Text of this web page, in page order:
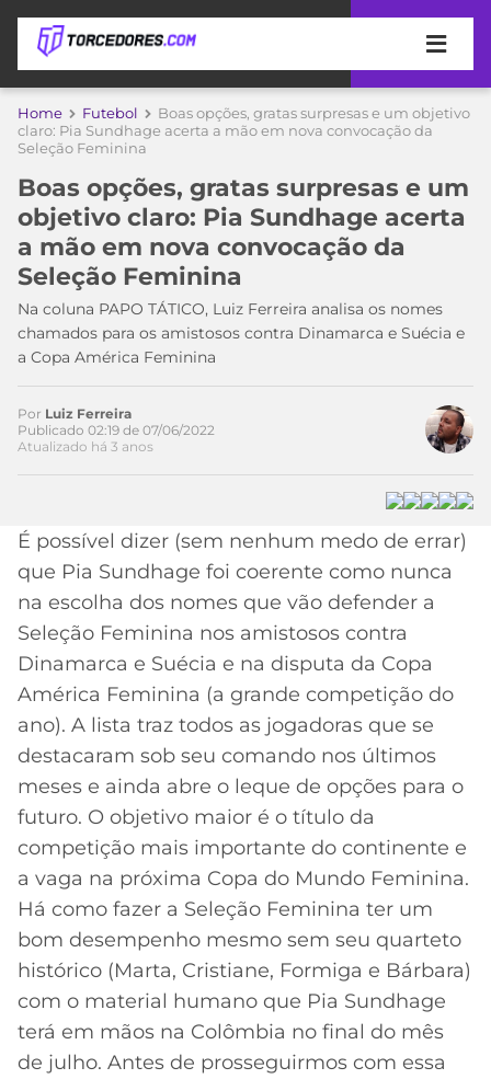
APOSTAS
DICAS
APOSTA
MELHORES
SITES
DE
APOSTAS
2026
CÓDIGO
PROMOCIONAL
DE
INDICAÇÃO
BET365
CÓDIGO
BETANO
MELHORES
APPS
DE
APOSTAS
CASSINOS
ONLINE
MELHORES
CASSINOS
ONLINE
2026
ÚLTIMAS
COPA
DO
MUNDO
TIMES
MEU
TIME
SÃO
PAULO
SANTOS
FLAMENGO
FLUMINENSE
BOTAFOGO
VASCO
INTERNACIONAL
GRÊMIO
CAMPEONATOS
BRASILEIRÃO
LIBERTADORES
COPA
DO
BRASIL
PREMIER
COPA
SUL-
AMERICANA
LIGA
DOS
CAMPEÕES
LALIGA
MÍDIA
DA
BOLA
PALPITES
Home Futebol
Boas opções, gratas surpresas e um objetivo
claro: Pia Sundhage acerta a mão em nova convocação da
Seleção Feminina
Boas opções, gratas surpresas e um
objetivo claro: Pia Sundhage acerta
a mão em nova convocação da
Seleção Feminina
Na coluna PAPO TÁTICO, Luiz Ferreira analisa os nomes
chamados para os amistosos contra Dinamarca e Suécia e
a Copa América Feminina
Acesse o perfil do autor
no Twitter
Por Luiz Ferreira
Publicado 02:19 de 07/06/2022
Atualizado há 3 anos
É possível dizer (sem nenhum medo de errar)
que Pia Sundhage foi coerente como nunca
na escolha dos nomes que vão defender a
Seleção Feminina nos amistosos contra
Dinamarca e Suécia e na disputa da Copa
América Feminina (a grande competição do
ano). A lista traz todos as jogadoras que se
destacaram sob seu comando nos últimos
meses e ainda abre o leque de opções para o
futuro. O objetivo maior é o título da
competição mais importante do continente e
a vaga na próxima Copa do Mundo Feminina.
Há como fazer a Seleção Feminina ter um
bom desempenho mesmo sem seu quarteto
histórico (Marta, Cristiane, Formiga e Bárbara)
com o material humano que Pia Sundhage
terá em mãos na Colômbia no final do mês
de julho. Antes de prosseguirmos com essa